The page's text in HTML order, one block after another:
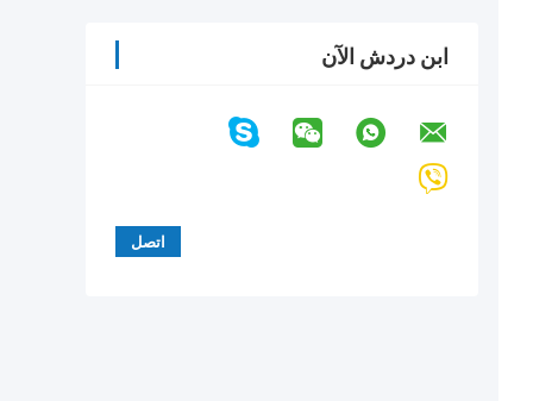
ابن دردش الآن